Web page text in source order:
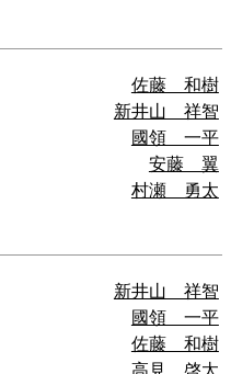
佐藤 和樹
新井山 祥智
國領 一平
安藤 翼
村瀬 勇太
新井山 祥智
國領 一平
佐藤 和樹